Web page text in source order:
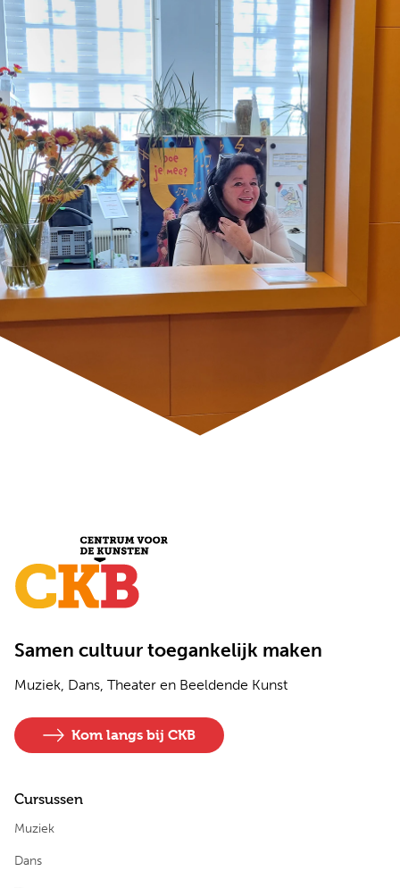
Samen cultuur toegankelijk maken
Muziek, Dans, Theater en Beeldende Kunst
Kom langs bij CKB
Cursussen
Muziek
Dans